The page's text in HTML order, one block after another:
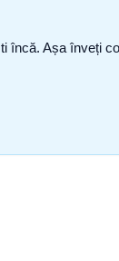
încă. Așa înveți